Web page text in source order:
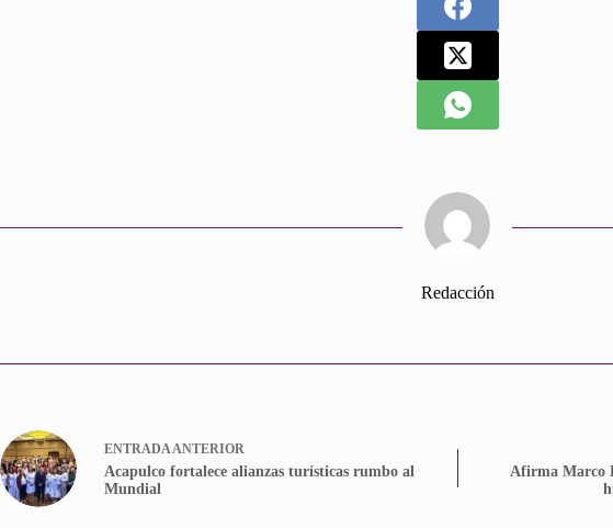
Redacción
ENTRADAANTERIOR
Acapulco fortalece alianzas turísticas rumbo al
Mundial
Afirma Marco